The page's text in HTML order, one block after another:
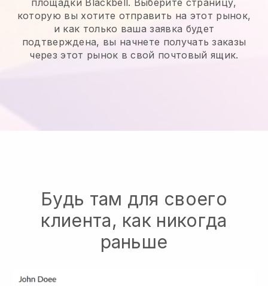
которую вы хотите отправить на этот рынок,
и как только ваша заявка будет
подтверждена, вы начнете получать заказы
через этот рынок в свой почтовый ящик.
Будь там для своего
клиента, как никогда
раньше